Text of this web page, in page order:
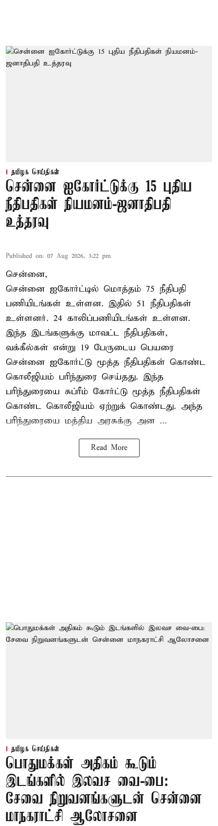
தமிழக செய்திகள்
சென்னை ஐகோர்ட்டுக்கு 15 புதிய
நீதிபதிகள் நியமனம்-ஜனாதிபதி
உத்தரவு
Published on: 07 Aug 2026, 3:22 pm
சென்னை,
சென்னை ஐகோர்ட்டில் மொத்தம் 75 நீதிபதி
பணியிடங்கள் உள்ளன. இதில் 51 நீதிபதிகள்
உள்ளனர். 24 காலிப்பணியிடங்கள் உள்ளன.
இந்த இடங்களுக்கு மாவட்ட நீதிபதிகள்,
வக்கீல்கள் என்று 19 பேருடைய பெயரை
சென்னை ஐகோர்ட்டு மூத்த நீதிபதிகள் கொண்ட
கொலீஜியம் பரிந்துரை செய்தது. இந்த
பரிந்துரையை சுப்ரீம் கோர்ட்டு மூத்த நீதிபதிகள்
கொண்ட கொலீஜியம் ஏற்றுக் கொண்டது. அந்த
பரிந்துரையை மத்திய அரசுக்கு அன ...
Read More
தமிழக செய்திகள்
பொதுமக்கள் அதிகம் கூடும்
இடங்களில் இலவச வை-பை:
சேவை நிறுவனங்களுடன் சென்னை
மாநகராட்சி ஆலோசனை